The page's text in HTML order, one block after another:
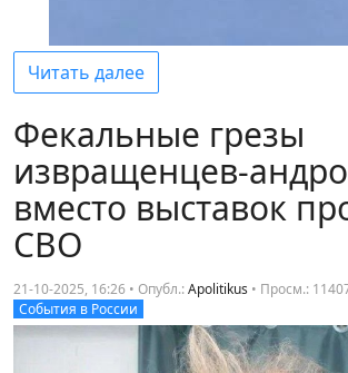
Читать далее
Фекальные грезы
извращенцев-
вместо выставок
СВО
21-10-2025, 16:26 • Опубл.:Apolitikus • Просм.:
События в России